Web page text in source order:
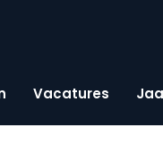
Vacatures